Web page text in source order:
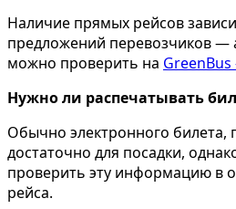
Наличие прямых рейсов
предложений перевозчиков —
можно проверить на GreenBus
Нужно ли распечатывать
Обычно электронного билета,
достаточно для посадки,
проверить эту информацию в
рейса.